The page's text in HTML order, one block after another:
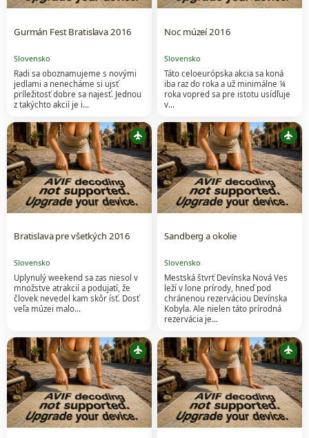
Gurmán Fest Bratislava 2016
Slovensko
Radi sa oboznamujeme s novými
jedlami a nenecháme si ujsť
príležitosť dobre sa najesť. Jednou
z takýchto akcií je i…
Noc múzeí 2016
Slovensko
Táto celoeurópska akcia sa koná
iba raz do roka a už minimálne ¼
roka vopred sa pre istotu usídľuje
v…
flight
Bratislava pre všetkých 2016
Slovensko
Uplynulý weekend sa zas niesol v
množstve atrakcií a podujatí, že
človek nevedel kam skôr ísť. Dosť
veľa múzei malo…
flight
Sandberg a okolie
Slovensko
Mestská štvrť Devínska Nová Ves
leží v lone prírody, hneď pod
chránenou rezerváciou Devínska
Kobyla. Ale nielen táto prírodná
rezervácia je…
flight flight